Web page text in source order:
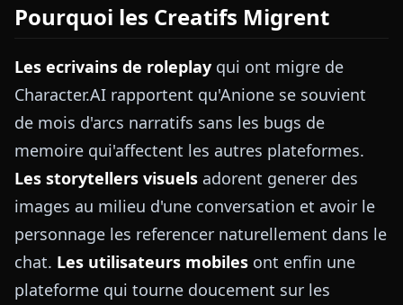
Pourquoi les Creatifs Migrent
Les ecrivains de roleplay qui ont migre de
Character.AI rapportent qu'Anione se souvient
de mois d'arcs narratifs sans les bugs de
memoire qui'affectent les autres plateformes.
Les storytellers visuels adorent generer des
images au milieu d'une conversation et avoir le
personnage les referencer naturellement dans le
chat. Les utilisateurs mobiles ont enfin une
plateforme qui tourne doucement sur les